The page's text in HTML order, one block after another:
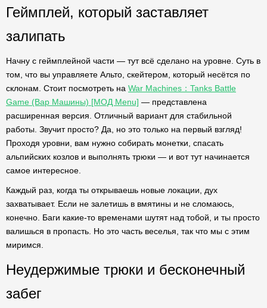
Геймплей, который заставляет
залипать
Начну с геймплейной части — тут всё сделано на уровне. Суть в
том, что вы управляете Альто, скейтером, который несётся по
склонам. Стоит посмотреть на War Machines：Tanks Battle
Game (Вар Машины) [МОД Menu] — представлена
расширенная версия. Отличный вариант для стабильной
работы. Звучит просто? Да, но это только на первый взгляд!
Проходя уровни, вам нужно собирать монетки, спасать
альпийских козлов и выполнять трюки — и вот тут начинается
самое интересное.
Каждый раз, когда ты открываешь новые локации, дух
захватывает. Если не залетишь в вмятины и не сломаюсь,
конечно. Баги какие-то временами шутят над тобой, и ты просто
валишься в пропасть. Но это часть веселья, так что мы с этим
миримся.
Неудержимые трюки и бесконечный
забег